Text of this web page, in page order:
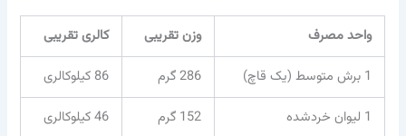
واحد مصرف وزن تقریبی
کالری تقریبی
1 برش متوسط (یک قاچ)
286 گرم
86 کیلوکالری
1 لیوان خردشده
152 گرم
46 کیلوکالری